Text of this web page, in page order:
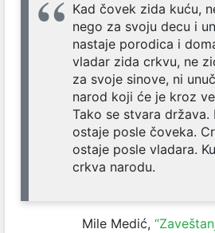
Kad čovek zida kuću,
nego za svoju decu i
nastaje porodica i
vladar zida crkvu, ne
za svoje sinove, ni
narod koji će je kroz
Tako se stvara država.
ostaje posle čoveka.
ostaje posle vladara.
crkva narodu.
Mile Medić,